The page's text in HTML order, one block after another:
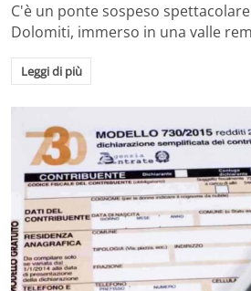
C'è un ponte sospeso
Dolomiti, immerso in una valle
Leggi di più